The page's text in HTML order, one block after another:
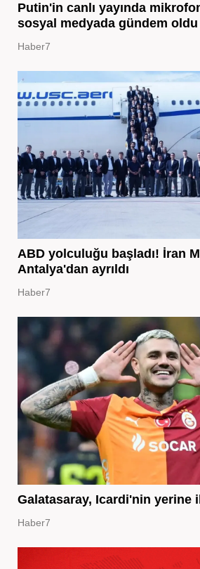
Putin'in canlı yayında
sosyal medyada gündem oldu
Haber7
ABD yolculuğu başladı! İran
Antalya'dan ayrıldı
Haber7
Galatasaray, Icardi'nin yerine
Haber7